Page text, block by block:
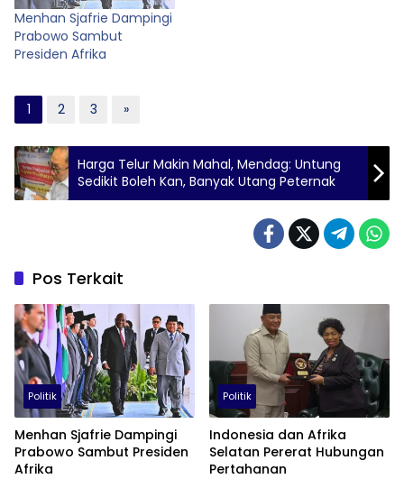
Indonesia Emas…
Menhan Sjafrie Dampingi
Prabowo Sambut
Presiden Afrika
1 2 3 »
Harga Telur Makin Mahal, Mendag: Untung
Sedikit Boleh Kan, Banyak Utang Peternak
Pos Terkait
Politik
Menhan Sjafrie Dampingi
Prabowo Sambut Presiden
Afrika
Politik
Indonesia dan Afrika
Selatan Pererat Hubungan
Pertahanan